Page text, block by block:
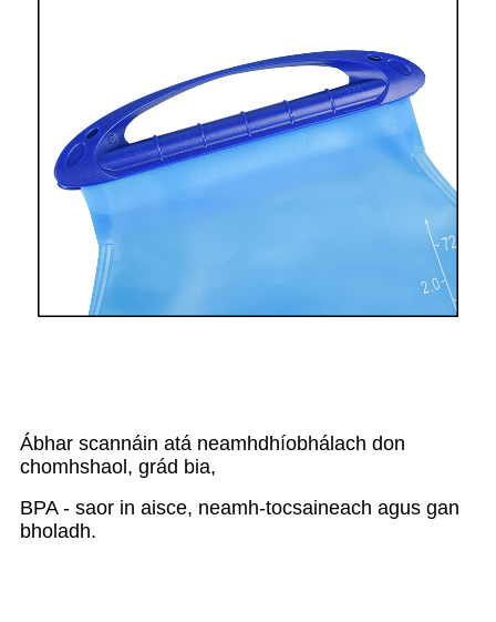
Ábhar scannáin atá neamhdhíobhálach don
chomhshaol, grád bia,
BPA - saor in aisce, neamh-tocsaineach agus gan
bholadh.